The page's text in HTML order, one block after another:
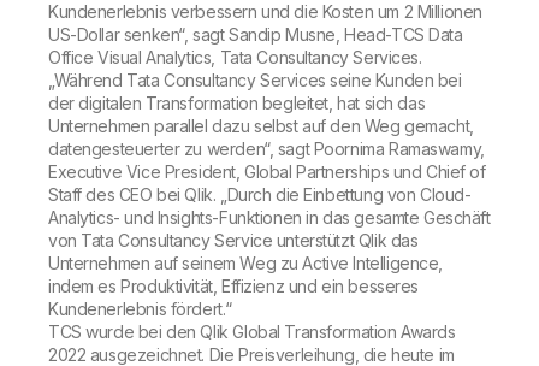
Kundenerlebnis verbessern und die Kosten um 2 Millionen
US-Dollar senken“, sagt Sandip Musne, Head-TCS Data
Office Visual Analytics, Tata Consultancy Services.
„Während Tata Consultancy Services seine Kunden bei
der digitalen Transformation begleitet, hat sich das
Unternehmen parallel dazu selbst auf den Weg gemacht,
datengesteuerter zu werden“, sagt Poornima Ramaswamy,
Executive Vice President, Global Partnerships und Chief of
Staff des CEO bei Qlik. „Durch die Einbettung von Cloud-
Analytics- und Insights-Funktionen in das gesamte Geschäft
von Tata Consultancy Service unterstützt Qlik das
Unternehmen auf seinem Weg zu Active Intelligence,
indem es Produktivität, Effizienz und ein besseres
Kundenerlebnis fördert.“
TCS wurde bei den Qlik Global Transformation Awards
2022 ausgezeichnet. Die Preisverleihung, die heute im